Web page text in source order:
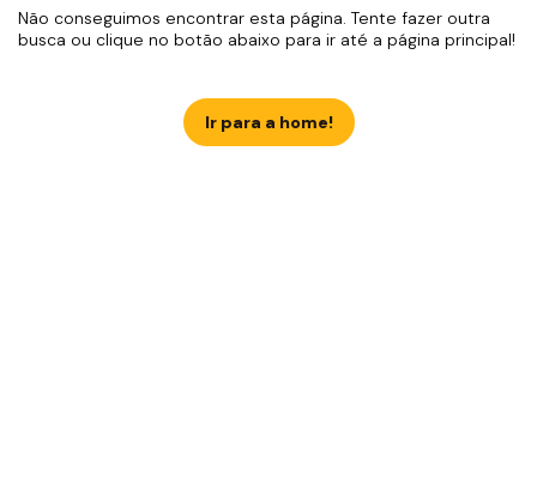
Não conseguimos encontrar esta página. Tente fazer outra
busca ou clique no botão abaixo para ir até a página principal!
Ir para a home!